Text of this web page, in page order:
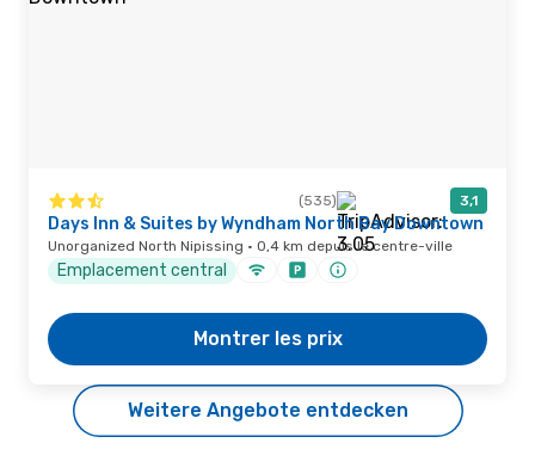
(535) 3,1
Days Inn & Suites by Wyndham North Bay Downtown
Unorganized North Nipissing · 0,4 km depuis le centre-ville
Emplacement central
Montrer les prix
Weitere Angebote entdecken